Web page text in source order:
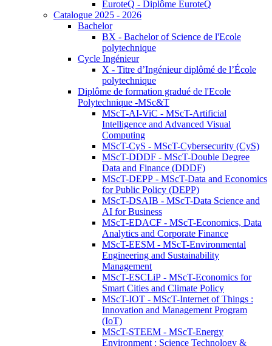
EuroteQ - Diplôme EuroteQ
Catalogue 2025 - 2026
Bachelor
BX - Bachelor of Science de l'Ecole
polytechnique
Cycle Ingénieur
X - Titre d’Ingénieur diplômé de l’École
polytechnique
Diplôme de formation gradué de l'Ecole
Polytechnique -MSc&T
MScT-AI-ViC - MScT-Artificial
Intelligence and Advanced Visual
Computing
MScT-CyS - MScT-Cybersecurity (CyS)
MScT-DDDF - MScT-Double Degree
Data and Finance (DDDF)
MScT-DEPP - MScT-Data and Economics
for Public Policy (DEPP)
MScT-DSAIB - MScT-Data Science and
AI for Business
MScT-EDACF - MScT-Economics, Data
Analytics and Corporate Finance
MScT-EESM - MScT-Environmental
Engineering and Sustainability
Management
MScT-ESCLiP - MScT-Economics for
Smart Cities and Climate Policy
MScT-IOT - MScT-Internet of Things :
Innovation and Management Program
(IoT)
MScT-STEEM - MScT-Energy
Environment : Science Technology &